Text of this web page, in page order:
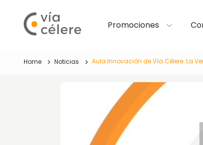
Promociones
Home Noticias Aula Innovación de Vía Célere: La